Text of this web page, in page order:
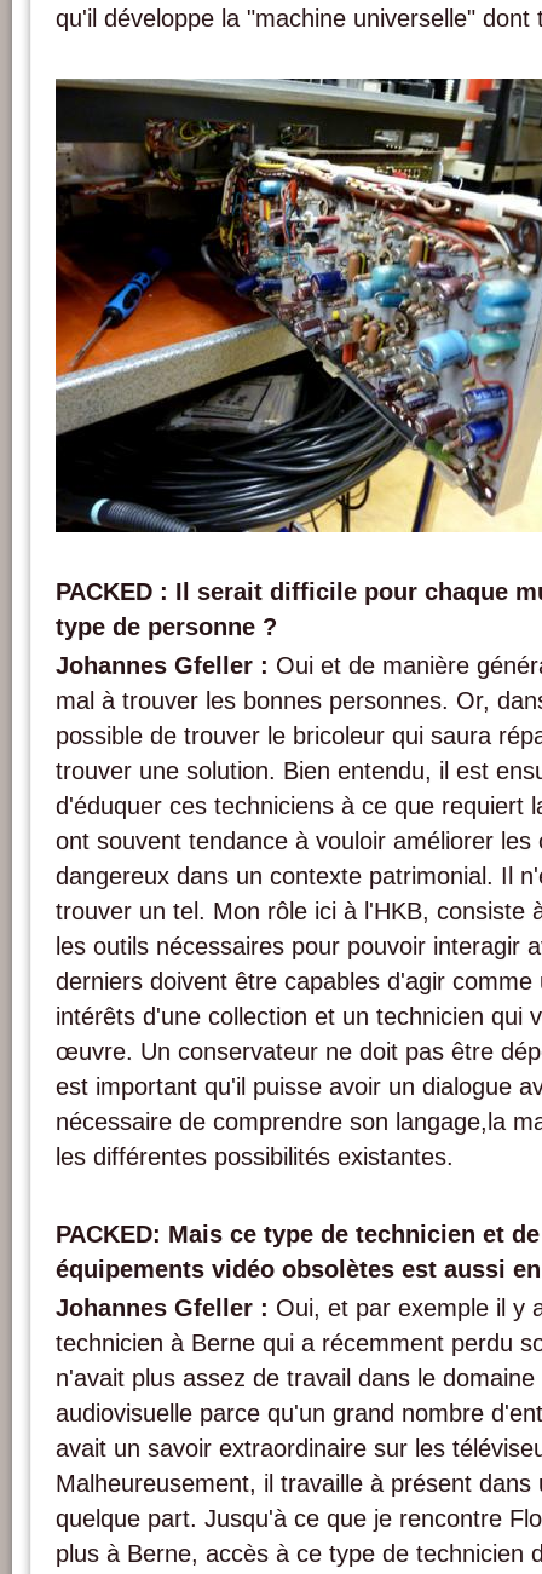
qu'il développe la "machine universelle"
PACKED : Il serait difficile pour chaque
type de personne ?
Johannes Gfeller : Oui et de manière
mal à trouver les bonnes personnes. Or,
possible de trouver le bricoleur qui saura
trouver une solution. Bien entendu, il est
d'éduquer ces techniciens à ce que requiert
ont souvent tendance à vouloir améliorer
dangereux dans un contexte patrimonial. Il
trouver un tel. Mon rôle ici à l'HKB, consiste
les outils nécessaires pour pouvoir interagir
derniers doivent être capables d'agir
intérêts d'une collection et un technicien qui
œuvre. Un conservateur ne doit pas être
est important qu'il puisse avoir un dialogue
nécessaire de comprendre son langage,la
les différentes possibilités existantes.
PACKED: Mais ce type de technicien et
équipements vidéo obsolètes est aussi
Johannes Gfeller : Oui, et par exemple il y
technicien à Berne qui a récemment perdu
n'avait plus assez de travail dans le
audiovisuelle parce qu'un grand nombre
avait un savoir extraordinaire sur les
Malheureusement, il travaille à présent dans
quelque part. Jusqu'à ce que je rencontre
plus à Berne, accès à ce type de technicien